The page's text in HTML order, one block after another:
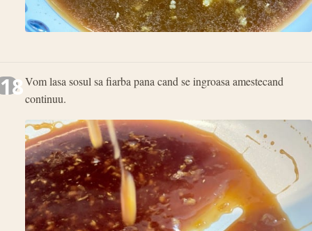
18Vom lasa sosul sa fiarba pana cand se ingroasa amestecand
continuu.